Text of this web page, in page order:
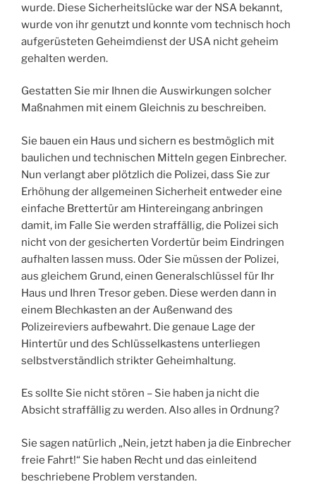
wurde. Diese Sicherheitslücke war der NSA bekannt,
wurde von ihr genutzt und konnte vom technisch hoch
aufgerüsteten Geheimdienst der USA nicht geheim
gehalten werden.
Gestatten Sie mir Ihnen die Auswirkungen solcher
Maßnahmen mit einem Gleichnis zu beschreiben.
Sie bauen ein Haus und sichern es bestmöglich mit
baulichen und technischen Mitteln gegen Einbrecher.
Nun verlangt aber plötzlich die Polizei, dass Sie zur
Erhöhung der allgemeinen Sicherheit entweder eine
einfache Brettertür am Hintereingang anbringen
damit, im Falle Sie werden straffällig, die Polizei sich
nicht von der gesicherten Vordertür beim Eindringen
aufhalten lassen muss. Oder Sie müssen der Polizei,
aus gleichem Grund, einen Generalschlüssel für Ihr
Haus und Ihren Tresor geben. Diese werden dann in
einem Blechkasten an der Außenwand des
Polizeireviers aufbewahrt. Die genaue Lage der
Hintertür und des Schlüsselkastens unterliegen
selbstverständlich strikter Geheimhaltung.
Es sollte Sie nicht stören – Sie haben ja nicht die
Absicht straffällig zu werden. Also alles in Ordnung?
Sie sagen natürlich „Nein, jetzt haben ja die Einbrecher
freie Fahrt!“ Sie haben Recht und das einleitend
beschriebene Problem verstanden.